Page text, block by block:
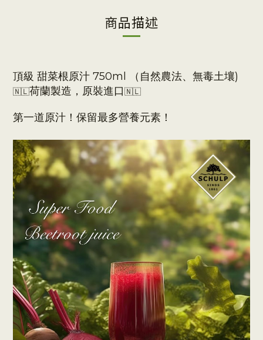
商品描述
頂級 甜菜根原汁 750ml （自然農法、無毒土壤)
🇳🇱荷蘭製造，原裝進口🇳🇱
第一道原汁！保留最多營養元素！